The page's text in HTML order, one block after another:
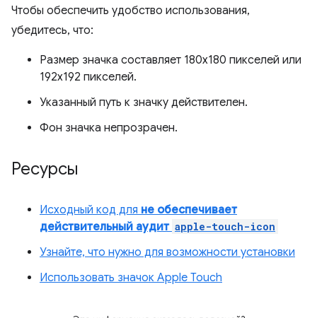
Чтобы обеспечить удобство использования,
убедитесь, что:
Размер значка составляет 180x180 пикселей или
192x192 пикселей.
Указанный путь к значку действителен.
Фон значка непрозрачен.
Ресурсы
Исходный код для не обеспечивает
действительный аудит apple-touch-icon
Узнайте, что нужно для возможности установки
Использовать значок Apple Touch